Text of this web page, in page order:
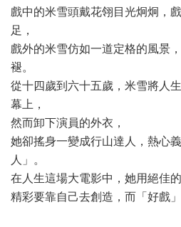
戲中的米雪頭戴花翎目光炯炯，
足，
戲外的米雪仿如一道定格的風景
褪。
從十四歲到六十五歲，米雪將人
幕上，
然而卸下演員的外衣，
她卻搖身一變成行山達人，熱心
人」。
在人生這場大電影中，她用絕佳
精彩要靠自己去創造，而「好戲